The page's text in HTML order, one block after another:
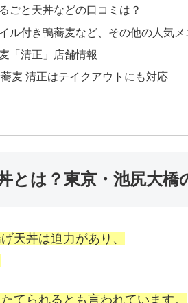
ごと天丼などの口コミは？
ル付き鴨蕎麦など、その他の人気メ
「清正」店舗情報
麦 清正はテイクアウトにも対応
とは？東京・池尻大橋
天丼は迫力があり、
てられるとも言われています。